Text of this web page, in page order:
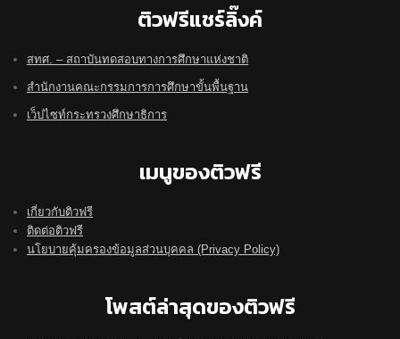
ติวฟรีแชร์ลิ๊งค์
สทศ. – สถาบันทดสอบทางการศึกษาแห่งชาติ
สำนักงานคณะกรรมการการศึกษาขั้นพื้นฐาน
เว็ปไซท์กระทรวงศึกษาธิการ
เมนูของติวฟรี
เกี่ยวกับติวฟรี
ติดต่อติวฟรี
นโยบายคุ้มครองข้อมูลส่วนบุคคล (Privacy Policy)
โพสต์ล่าสุดของติวฟรี